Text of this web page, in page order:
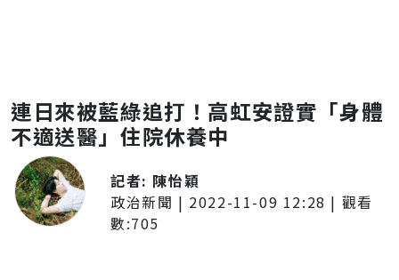
連日來被藍綠追打！高虹安證實「身體
不適送醫」住院休養中
記者: 陳怡穎
政治新聞 | 2022-11-09 12:28 | 觀看
數:705